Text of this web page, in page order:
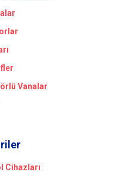
Vanalar
Cihazları